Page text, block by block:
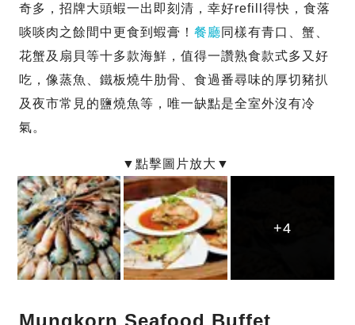
奇多，招牌大頭蝦一出即刻清，幸好refill得快，食落
啖啖肉之餘間中更食到蝦膏！ 餐廳同樣有青口、蟹、
花蟹及扇貝等十多款海鮮，值得一讚熟食款式多又好
吃，像蒸魚、鐵板燒牛肋骨、食過番尋味的厚切豬扒
及夜市常見的鹽燒魚等，唯一缺點是全室外沒有冷
氣。
+4
+4
+4
Mungkorn Seafood Buffet